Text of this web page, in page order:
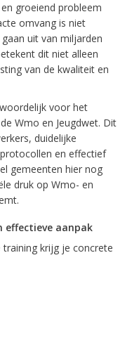
groeiend probleem
omvang is niet
uit van miljarden
dit niet alleen
van de kwaliteit en
voor het
Wmo en Jeugdwet. Dit
duidelijke
en effectief
gemeenten hier nog
druk op Wmo- en
effectieve aanpak
krijg je concrete